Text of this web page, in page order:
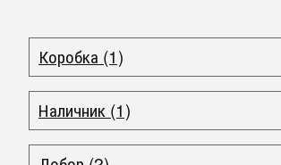
Коробка (1)
Наличник (1)